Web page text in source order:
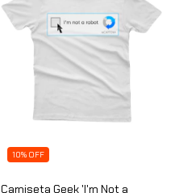
10% OFF
Camiseta Geek 'I'm Not a